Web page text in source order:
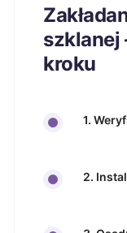
szklanej
kroku
1.
2.